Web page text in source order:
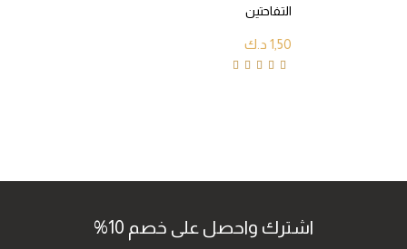
التفاحتين
1,50 د.ك
اشترك واحصل على خصم 10%